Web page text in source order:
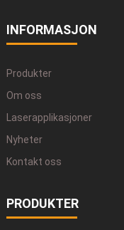
INFORMASJON
Produkter
Om oss
Laserapplikasjoner
Nyheter
Kontakt oss
PRODUKTER